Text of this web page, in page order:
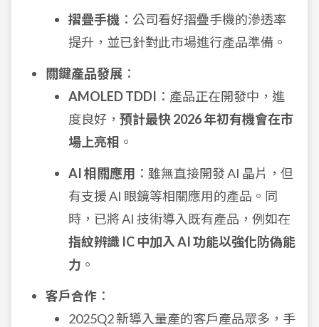
摺疊手機 ：公司看好摺疊手機的滲透率
提升，並已針對此市場進行產品準備。
關鍵產品發展 ：
AMOLED TDDI ：產品正在開發中，進
度良好， 預計最快 2026 年初有機會在市
場上亮相 。
AI 相關應用 ：雖無直接開發 AI 晶片，但
有支援 AI 眼鏡等相關應用的產品。同
時，已將 AI 技術導入既有產品，例如在
指紋辨識 IC 中加入 AI 功能以強化防偽能
力 。
客戶合作 ：
2025Q2 新導入量產的客戶產品眾多，手